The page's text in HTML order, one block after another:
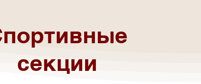
секции